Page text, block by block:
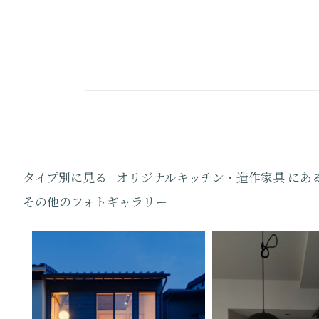
タイプ別に見る - オリジナルキッチン・造作家具 にあ
その他のフォトギャラリー